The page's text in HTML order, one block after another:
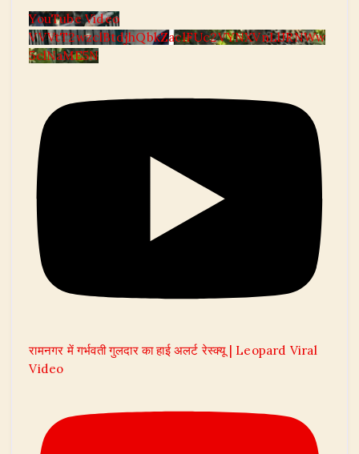
YouTube Video
VVVtT2wzclBtdjhQbkZaclFUc2VYNXVnLlJRNWw
5clNaME5N
रामनगर में गर्भवती गुलदार का हाई अलर्ट रेस्क्यू | Leopard Viral
Video